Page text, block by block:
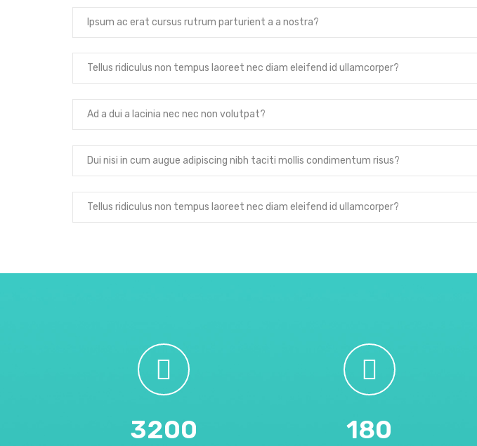
Ipsum ac erat cursus rutrum parturient a a nostra?
Tellus ridiculus non tempus laoreet nec diam eleifend id ullamcorper?
Ad a dui a lacinia nec nec non volutpat?
Dui nisi in cum augue adipiscing nibh taciti mollis condimentum risus?
Tellus ridiculus non tempus laoreet nec diam eleifend id ullamcorper?
3200 180